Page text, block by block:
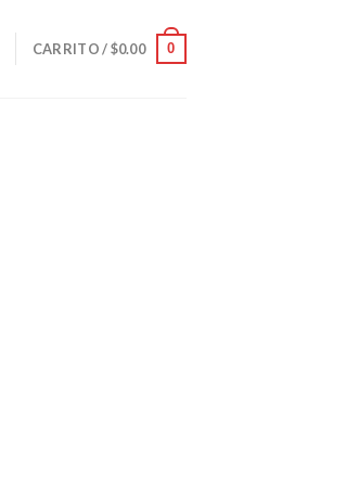
CARRITO /$0.00 0